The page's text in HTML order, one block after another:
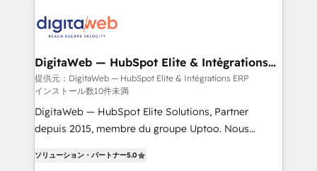
tailored to your GTM motion. 🔹 Migrations: Move
downtime. 🔹 RevOps Strategy: Align teams,
processes, and data to drive revenue efficiency. 🔹
Integrations: Connect HubSpot with your tech stack
for better adoption. 🔹 Custom Solutions: Build
tailored apps, workflows, and configurations. We are
our commitment to data security and compliance. At
DigitaWeb — HubSpot Elite & Intégrations
ERP
提供元：DigitaWeb — HubSpot Elite & Intégrations ERP
インストール数10件未満
DigitaWeb — HubSpot Elite Solutions, Partner
depuis 2015, membre du groupe Uptoo. Nous
Ventes et Service sur HubSpot grâce à la Revenue
ソリューション・パートナー5.0